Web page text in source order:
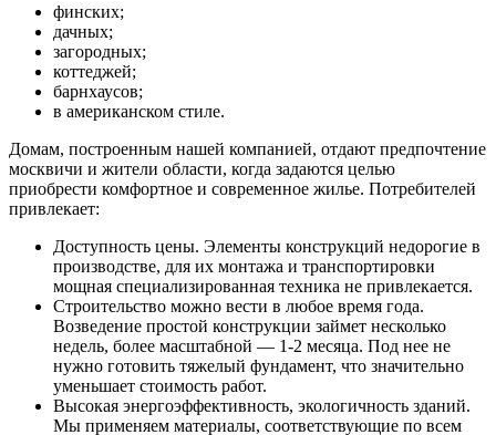
финских;
дачных;
загородных;
коттеджей;
барнхаусов;
в американском стиле.
Домам, построенным нашей компанией, отдают предпочтение
москвичи и жители области, когда задаются целью
приобрести комфортное и современное жилье. Потребителей
привлекает:
Доступность цены. Элементы конструкций недорогие в
производстве, для их монтажа и транспортировки
мощная специализированная техника не привлекается.
Строительство можно вести в любое время года.
Возведение простой конструкции займет несколько
недель, более масштабной — 1-2 месяца. Под нее не
нужно готовить тяжелый фундамент, что значительно
уменьшает стоимость работ.
Высокая энергоэффективность, экологичность зданий.
Мы применяем материалы, соответствующие по всем